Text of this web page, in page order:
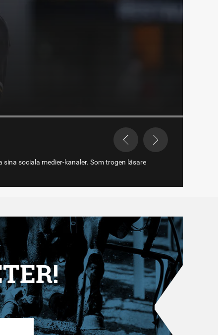
sociala medier-kanaler. Som trogen läsare